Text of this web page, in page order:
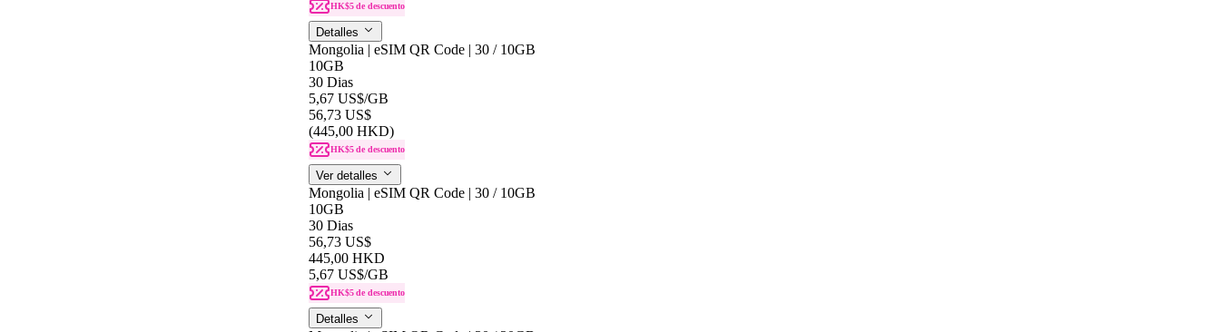
HK$5 de descuento
Detalles
Mongolia | eSIM QR Code | 30 / 10GB
10GB
30 Dias
5,67 US$/GB
56,73 US$
(445,00 HKD)
HK$5 de descuento
Ver detalles
Mongolia | eSIM QR Code | 30 / 10GB
10GB
30 Dias
56,73 US$
445,00 HKD
5,67 US$/GB
HK$5 de descuento
Detalles